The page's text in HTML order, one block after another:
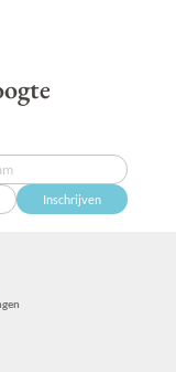
Inschrijven